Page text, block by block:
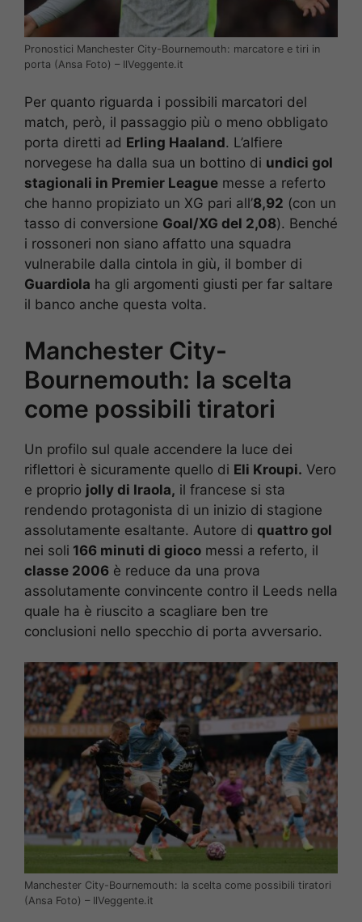
Pronostici Manchester City-Bournemouth: marcatore e tiri in
porta (Ansa Foto) – IlVeggente.it
Per quanto riguarda i possibili marcatori del
match, però, il passaggio più o meno obbligato
porta diretti ad Erling Haaland. L’alfiere
norvegese ha dalla sua un bottino di undici gol
stagionali in Premier League messe a referto
che hanno propiziato un XG pari all’8,92 (con un
tasso di conversione Goal/XG del 2,08). Benché
i rossoneri non siano affatto una squadra
vulnerabile dalla cintola in giù, il bomber di
Guardiola ha gli argomenti giusti per far saltare
il banco anche questa volta.
Manchester City-
Bournemouth: la scelta
come possibili tiratori
Un profilo sul quale accendere la luce dei
riflettori è sicuramente quello di Eli Kroupi. Vero
e proprio jolly di Iraola, il francese si sta
rendendo protagonista di un inizio di stagione
assolutamente esaltante. Autore di quattro gol
nei soli 166 minuti di gioco messi a referto, il
classe 2006 è reduce da una prova
assolutamente convincente contro il Leeds nella
quale ha è riuscito a scagliare ben tre
conclusioni nello specchio di porta avversario.
Manchester City-Bournemouth: la scelta come possibili tiratori
(Ansa Foto) – IlVeggente.it